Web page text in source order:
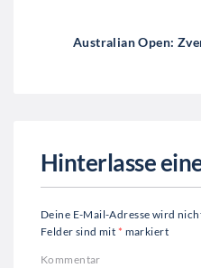
Australian Open:
Hinterlasse
Deine E-Mail-Adresse wird
Felder sind mit * markiert
Kommentar